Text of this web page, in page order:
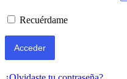
Recuérdame